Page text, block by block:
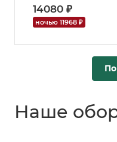
14080 ₽
ночью 11968 ₽
Наше